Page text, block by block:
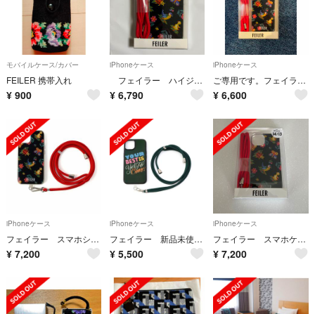
モバイルケース/カバー
FEILER 携帯入れ
¥ 900
iPhoneケース
フェイラー ハイジ スマホケースインモールド
¥ 6,790
iPhoneケース
ご専用です。フェイラー スマホケース
¥ 6,600
iPhoneケース
フェイラー スマホショルダー
¥ 7,200
iPhoneケース
フェイラー 新品未使用iPhoneケース
¥ 5,500
iPhoneケース
フェイラー スマホケース
¥ 7,200